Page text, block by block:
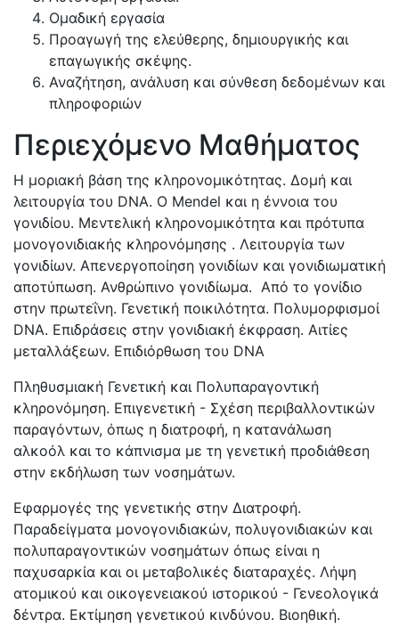
Ομαδική εργασία
Προαγωγή της ελεύθερης, δημιουργικής και
επαγωγικής σκέψης.
Αναζήτηση, ανάλυση και σύνθεση δεδομένων και
πληροφοριών
Περιεχόμενο Μαθήματος
Η μοριακή βάση της κληρονομικότητας. Δομή και
λειτουργία του DNA. Ο Mendel και η έννοια του
γονιδίου. Μεντελική κληρονομικότητα και πρότυπα
μονογονιδιακής κληρονόμησης . Λειτουργία των
γονιδίων. Απενεργοποίηση γονιδίων και γονιδιωματική
αποτύπωση. Ανθρώπινο γονιδίωμα. Από το γονίδιο
στην πρωτεΐνη. Γενετική ποικιλότητα. Πολυμορφισμοί
DNA. Επιδράσεις στην γονιδιακή έκφραση. Αιτίες
μεταλλάξεων. Επιδιόρθωση του DNA
Πληθυσμιακή Γενετική και Πολυπαραγοντική
κληρονόμηση. Επιγενετική - Σχέση περιβαλλοντικών
παραγόντων, όπως η διατροφή, η κατανάλωση
αλκοόλ και το κάπνισμα με τη γενετική προδιάθεση
στην εκδήλωση των νοσημάτων.
Εφαρμογές της γενετικής στην Διατροφή.
Παραδείγματα μονογονιδιακών, πολυγονιδιακών και
πολυπαραγοντικών νοσημάτων όπως είναι η
παχυσαρκία και οι μεταβολικές διαταραχές. Λήψη
ατομικού και οικογενειακού ιστορικού - Γενεολογικά
δέντρα. Εκτίμηση γενετικού κινδύνου. Βιοηθική.